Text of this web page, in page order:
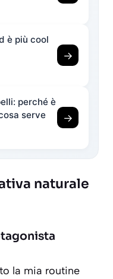
è più cool
→
perché è
serve
→
naturale
la mia routine